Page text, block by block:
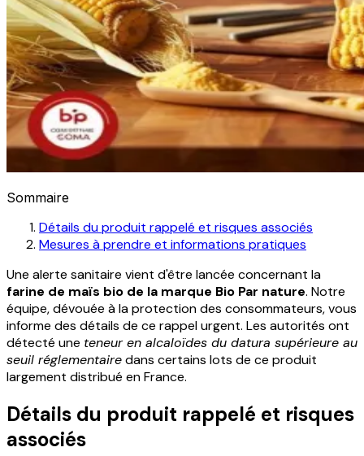
Sommaire
Détails du produit rappelé et risques associés
Mesures à prendre et informations pratiques
Une alerte sanitaire vient d'être lancée concernant la
farine de maïs bio de la marque Bio Par nature. Notre
équipe, dévouée à la protection des consommateurs, vous
informe des détails de ce rappel urgent. Les autorités ont
détecté une teneur en alcaloïdes du datura supérieure au
seuil réglementairedans certains lots de ce produit
largement distribué en France.
Détails du produit rappelé et risques
associés